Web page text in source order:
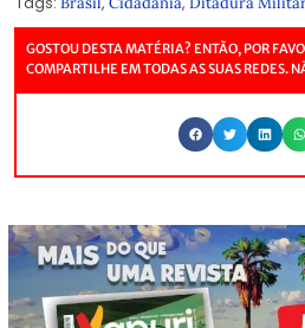
GOSTOU DESTA MATÉRIA? ENTÃO, POR
COMPARTILHE EM TODAS AS SUAS REDES.